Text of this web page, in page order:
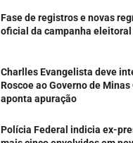
Fase de registros e novas
oficial da campanha eleitoral
Charlles Evangelista deve
Roscoe ao Governo de
aponta apuração
Polícia Federal indicia ex-